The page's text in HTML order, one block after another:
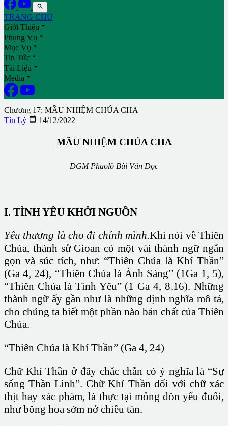

TRANG CHỦ
Giới Thiệu 
Phụng Vụ 
Mục Vụ 
Tin Tức 
Tài Liệu 
Media 
Chương 17: MẦU NHIỆM CHÚA CHA
Tín Lý  14/12/2022
MẦU NHIỆM CHÚA CHA
ÐGM Phaolô Bùi Văn Ðọc
I. TÌNH YÊU KHỞI NGUỒN
Yêu thương là cho đi chính mình.Khi nói về Thiên
Chúa, thánh sử Gioan có một vài thành ngữ ngắn
gọn và súc tích, như: “Thiên Chúa là Khí Thần”
(Ga 4, 24), “Thiên Chúa là Ánh Sáng” (1Ga 1, 5),
“Thiên Chúa là Tình Yêu” (1 Ga 4, 8.16). Những
thành ngữ ấy gần như là những định nghĩa mô tả,
cho chúng ta biết một phần nào bản chất của Thiên
Chúa.
“Thiên Chúa là Khí Thần” (Ga 4, 24)
Chữ Khí Thần ở đây chắc chắn có ý nghĩa là “Sự
sống Thần Linh”. Chữ Khí Thần đối với chữ xác
thịt hay xác phàm, là thực tại mỏng dòn yếu đuối,
như bông hoa sớm nở chiều tàn.